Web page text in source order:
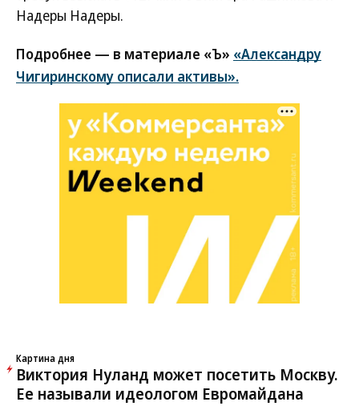
Надеры Надеры.
Подробнее — в материале «Ъ» «Александру
Чигиринскому описали активы».
Картина дня
Виктория Нуланд может посетить Москву.
Ее называли идеологом Евромайдана